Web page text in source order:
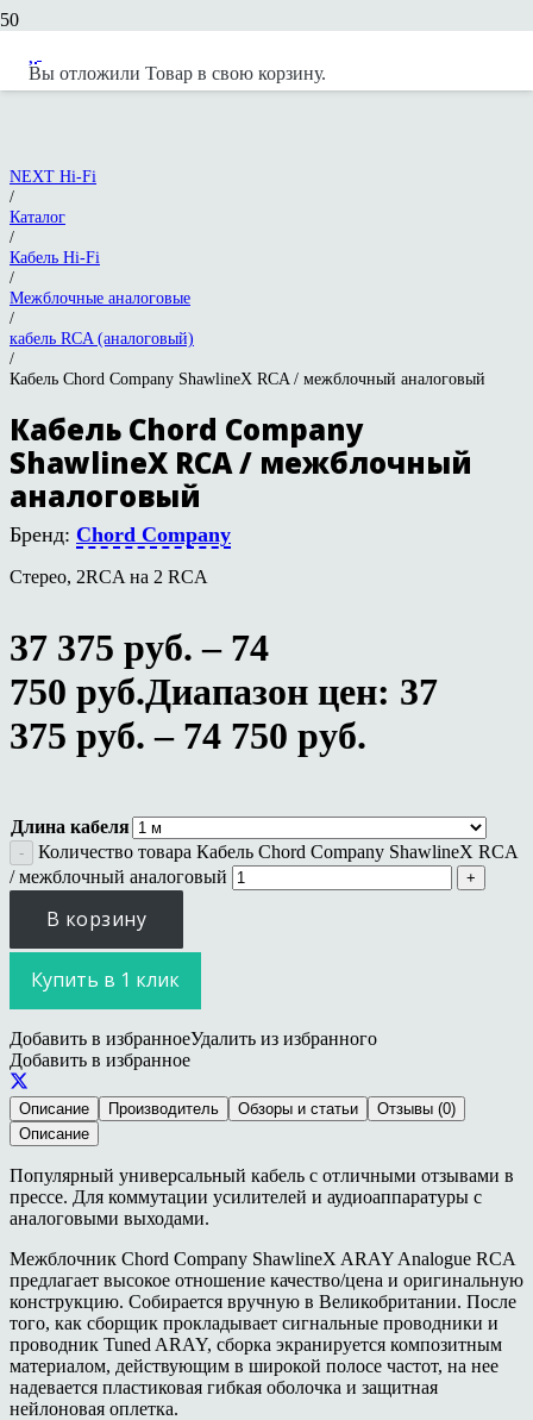
Вы отложили Товар в свою корзину.
NEXT Hi-Fi
/
Каталог
/
Кабель Hi-Fi
/
Межблочные аналоговые
/
кабель RCA (аналоговый)
/
Кабель Chord Company ShawlineX RCA / межблочный аналоговый
Кабель Chord Company
ShawlineX RCA / межблочный
аналоговый
Бренд: Chord Company
Стерео, 2RCA на 2 RCA
37 375 руб. – 74
750 руб.Диапазон цен: 37
375 руб. – 74 750 руб.
Длина кабеля
Количество товара Кабель Chord Company ShawlineX RCA
/ межблочный аналоговый
В корзину
Купить в 1 клик
Добавить в избранноеУдалить из избранного
Добавить в избранное
Описание Производитель Обзоры и статьи
Отзывы (0)
Описание
Популярный универсальный кабель с отличными отзывами в
прессе. Для коммутации усилителей и аудиоаппаратуры с
аналоговыми выходами.
Межблочник Chord Company ShawlineX ARAY Analogue RCA
предлагает высокое отношение качество/цена и оригинальную
конструкцию. Собирается вручную в Великобритании. После
того, как сборщик прокладывает сигнальные проводники и
проводник Tuned ARAY, сборка экранируется композитным
материалом, действующим в широкой полосе частот, на нее
надевается пластиковая гибкая оболочка и защитная
нейлоновая оплетка.